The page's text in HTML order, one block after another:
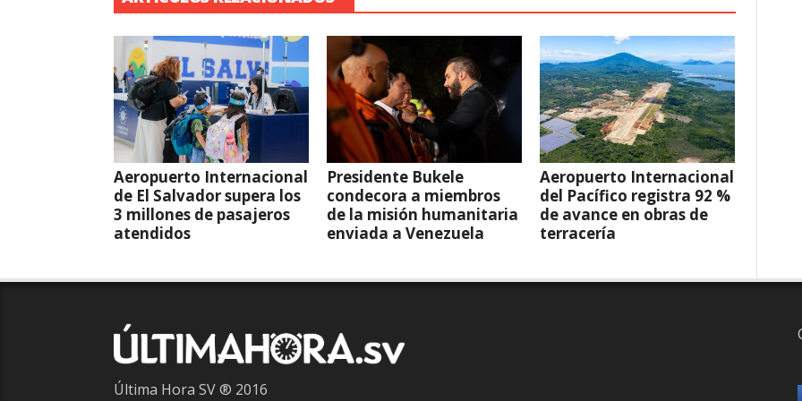
Aeropuerto Internacional
de El Salvador supera los
3 millones de pasajeros
atendidos
Presidente Bukele
condecora a miembros
de la misión humanitaria
enviada a Venezuela
Aeropuerto Internacional
del Pacífico registra 92 %
de avance en obras de
terracería
Última Hora SV ® 2016